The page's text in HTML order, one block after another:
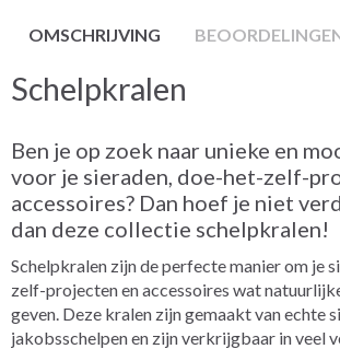
OMSCHRIJVING
Schelpkralen
Ben je op zoek naar unieke en
voor je sieraden, doe-het-zelf-
accessoires? Dan hoef je niet
dan deze collectie schelpkralen!
Schelpkralen zijn de perfecte manier om je
zelf-projecten en accessoires wat
geven. Deze kralen zijn gemaakt van echte
jakobsschelpen en zijn verkrijgbaar in veel